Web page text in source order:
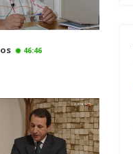
46:46